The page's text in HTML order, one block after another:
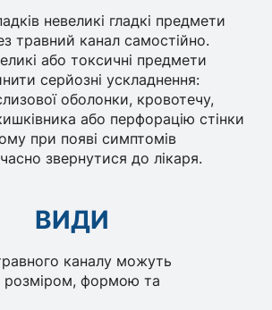
невеликі гладкі предмети
травний канал самостійно.
або токсичні предмети
серйозні ускладнення:
оболонки, кровотечу,
або перфорацію стінки
при появі симптомів
звернутися до лікаря.
ВИДИ
каналу можуть
розміром, формою та